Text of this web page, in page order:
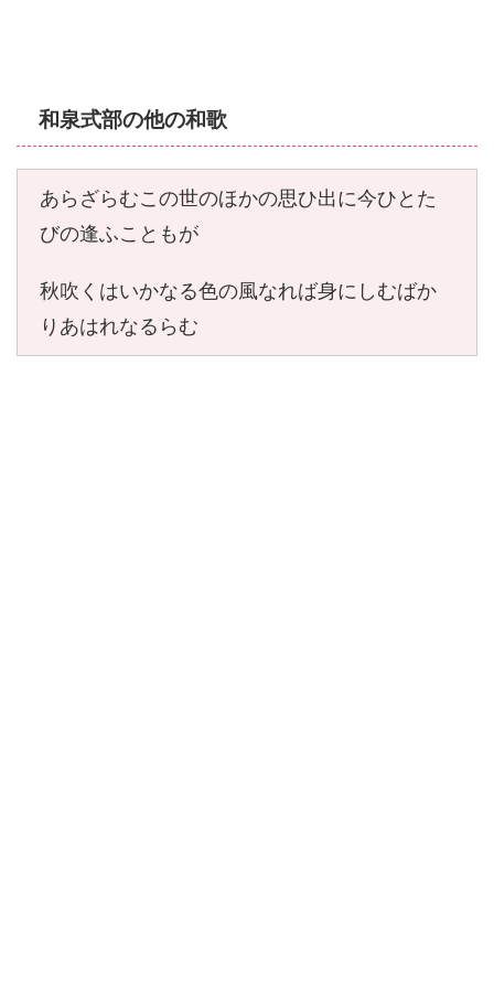
和泉式部の他の和歌
あらざらむこの世のほかの思ひ出に今ひとた
びの逢ふこともが
秋吹くはいかなる色の風なれば身にしむばか
りあはれなるらむ